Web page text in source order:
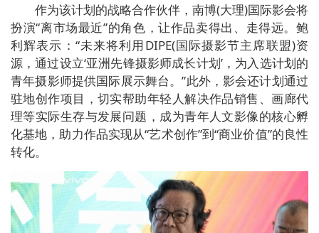
作为该计划的战略合作伙伴，南博(大理)国际影会将
扮演“离市场最近”的角色，让作品卖得出、走得远。鲍
利辉表示：“未来将利用DIPE(国际摄影节主席联盟)资
源，通过设立‘亚洲先锋摄影师成长计划’，为入选计划的
青年摄影师提供国际展示舞台。”此外，影会还计划通过
驻地创作项目，切实帮助年轻人解决作品销售、画廊代
理等实际生存与发展问题，成为青年人文影像的核心孵
化基地，助力作品实现从“艺术创作”到“商业价值”的良性
转化。